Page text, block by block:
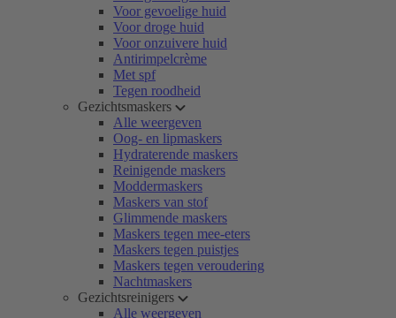
Voor gevoelige huid
Voor droge huid
Voor onzuivere huid
Antirimpelcrème
Met spf
Tegen roodheid
Gezichtsmaskers
Alle weergeven
Oog- en lipmaskers
Hydraterende maskers
Reinigende maskers
Moddermaskers
Maskers van stof
Glimmende maskers
Maskers tegen mee-eters
Maskers tegen puistjes
Maskers tegen veroudering
Nachtmaskers
Gezichtsreinigers
Alle weergeven